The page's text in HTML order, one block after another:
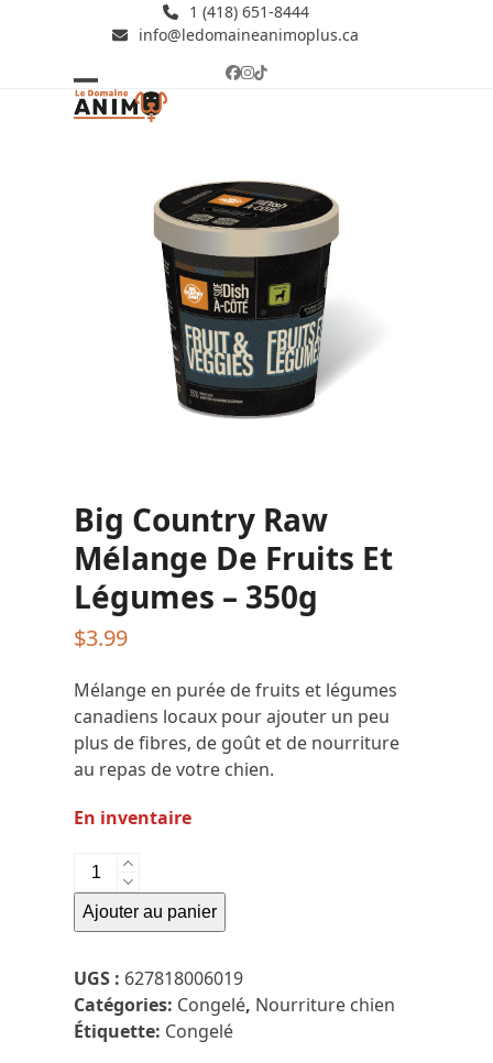
1 (418) 651-8444
info@ledomaineanimoplus.ca
Facebook
Instagram
Tiktok
Open
Close
Big Country Raw
Mélange De Fruits Et
Légumes – 350g
$3.99
Mélange en purée de fruits et légumes
canadiens locaux pour ajouter un peu
plus de fibres, de goût et de nourriture
au repas de votre chien.
En inventaire
quantité
de
Big
Raw
Mélange
De
Fruits
Ajouter au panier
UGS : 627818006019
Catégories: Congelé, Nourriture chien
Étiquette: Congelé